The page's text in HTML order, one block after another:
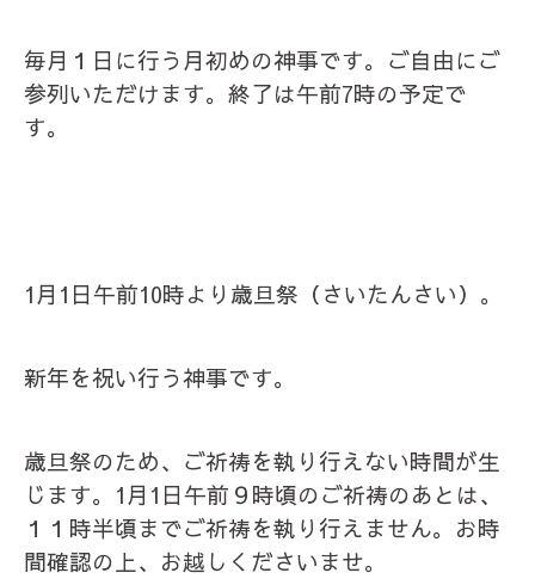
毎月１日に行う月初めの神事です。ご自由にご
参列いただけます。終了は午前7時の予定で
す。
1月1日午前10時より歳旦祭（さいたんさい）。
新年を祝い行う神事です。
歳旦祭のため、ご祈祷を執り行えない時間が生
じます。1月1日午前９時頃のご祈祷のあとは、
１１時半頃までご祈祷を執り行えません。お時
間確認の上、お越しくださいませ。